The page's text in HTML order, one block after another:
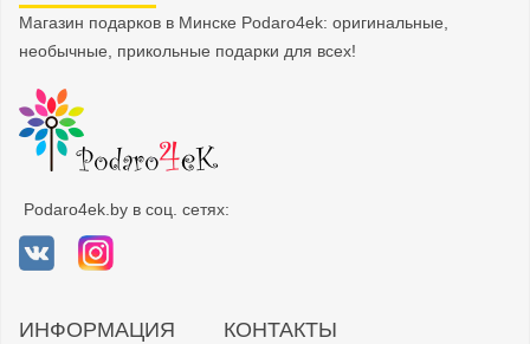
Магазин подарков в Минске Podaro4ek: оригинальные,
необычные, прикольные подарки для всех!
Podaro4ek.by в соц. сетях:
ИНФОРМАЦИЯ КОНТАКТЫ